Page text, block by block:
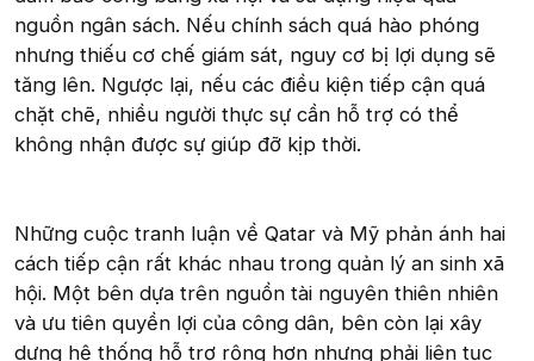
nguồn ngân sách. Nếu chính sách quá hào phóng
nhưng thiếu cơ chế giám sát, nguy cơ bị lợi dụng sẽ
tăng lên. Ngược lại, nếu các điều kiện tiếp cận quá
chặt chẽ, nhiều người thực sự cần hỗ trợ có thể
không nhận được sự giúp đỡ kịp thời.
Những cuộc tranh luận về Qatar và Mỹ phản ánh hai
cách tiếp cận rất khác nhau trong quản lý an sinh xã
hội. Một bên dựa trên nguồn tài nguyên thiên nhiên
và ưu tiên quyền lợi của công dân, bên còn lại xây
dựng hệ thống hỗ trợ rộng hơn nhưng phải liên tục